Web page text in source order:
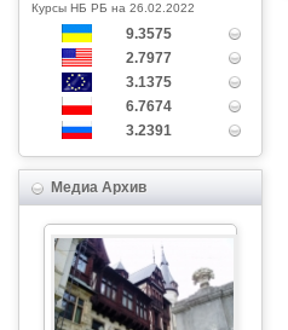
Курсы НБ РБ на 26.02.2022
9.3575
2.7977
3.1375
6.7674
3.2391
Медиа Архив